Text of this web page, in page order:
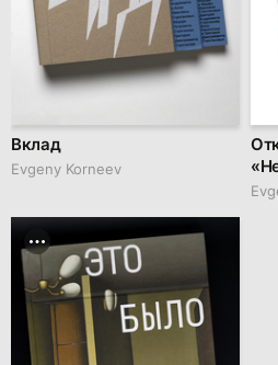
Вклад
Evgeny Korneev